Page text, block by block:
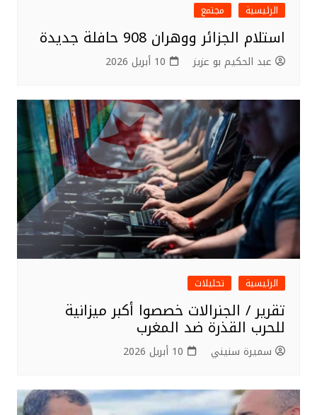
الرئيسية مجتمع
استلام الجزائر ووهران 908 حافلة جديدة
عبد الحكيم بو عزيز 10 أبريل 2026
الرئيسية تحليلات
تقرير / الجنرالات خصصوا أكبر ميزانية
للحرب القذرة ضد المغرب
سميرة سنيني 10 أبريل 2026